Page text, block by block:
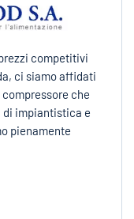
competitivi
ci siamo affidati
che
di impiantistica e
pienamente